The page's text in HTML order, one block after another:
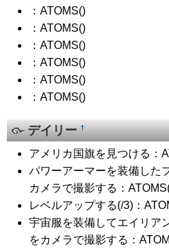
：ATOMS()
：ATOMS()
：ATOMS()
：ATOMS()
：ATOMS()
：ATOMS()
デイリー†
アメリカ国旗を見つける：
パワーアーマーを装備した
カメラで撮影する：
レベルアップする(/3)：
宇宙服を装備してエイリア
をカメラで撮影する：